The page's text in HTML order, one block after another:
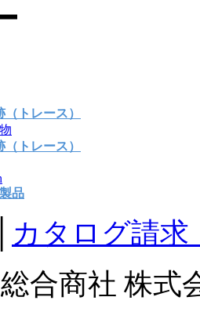
（トレース）
（トレース）
品
カタログ請
合商社 株式